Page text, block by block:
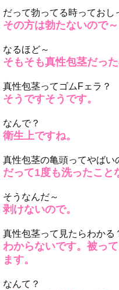
だって勃ってる時っておし
その方は勃たないので～
なるほど～
そもそも真性包茎だっ
真性包茎ってゴムFェラ？
そうですそうです。
なんで？
衛生上ですね。
真性包茎の亀頭ってやばい
だって1度も洗ったこと
そうなんだ～
剥けないので。
真性包茎って見たらわかる
わからないです。被っ
ます。
なんて？